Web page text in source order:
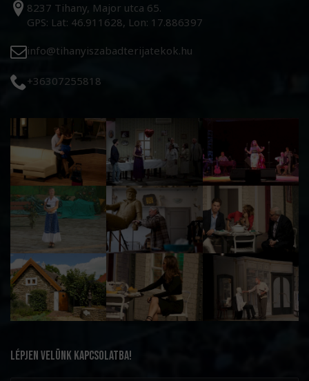
8237 Tihany, Major utca 65.
GPS: Lat: 46.911628, Lon: 17.886397
info@tihanyiszabadterijatekok.hu
+36307255818
LÉPJEN VELÜNK KAPCSOLATBA!